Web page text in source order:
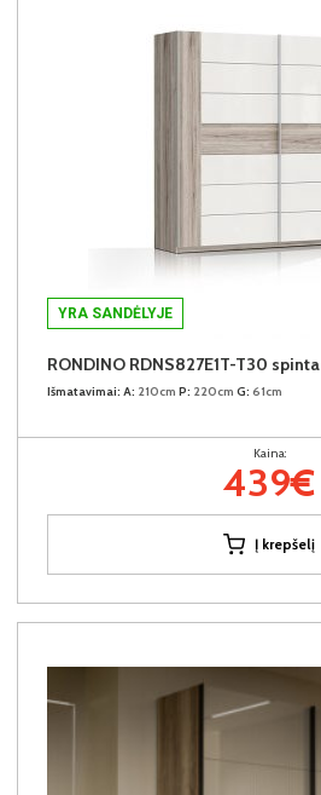
YRA SANDĖLYJE
RONDINO RDNS827E1T-T30 spinta
Išmatavimai: A: 210cm P: 220cm G: 61cm
Kaina:
439€
Į krepšelį